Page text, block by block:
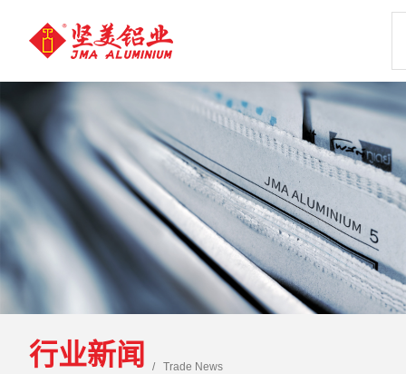
行业新闻 Trade News